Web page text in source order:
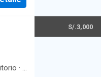
•
en
*
· 1
S/.3,000